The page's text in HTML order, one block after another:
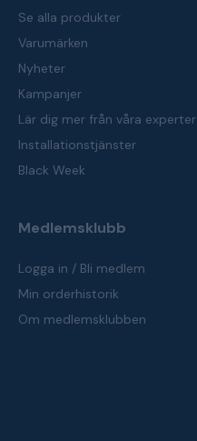
Se alla produkter
Varumärken
Nyheter
Kampanjer
Lär dig mer från våra experter
Installationstjänster
Black Week
Medlemsklubb
Logga in / Bli medlem
Min orderhistorik
Om medlemsklubben